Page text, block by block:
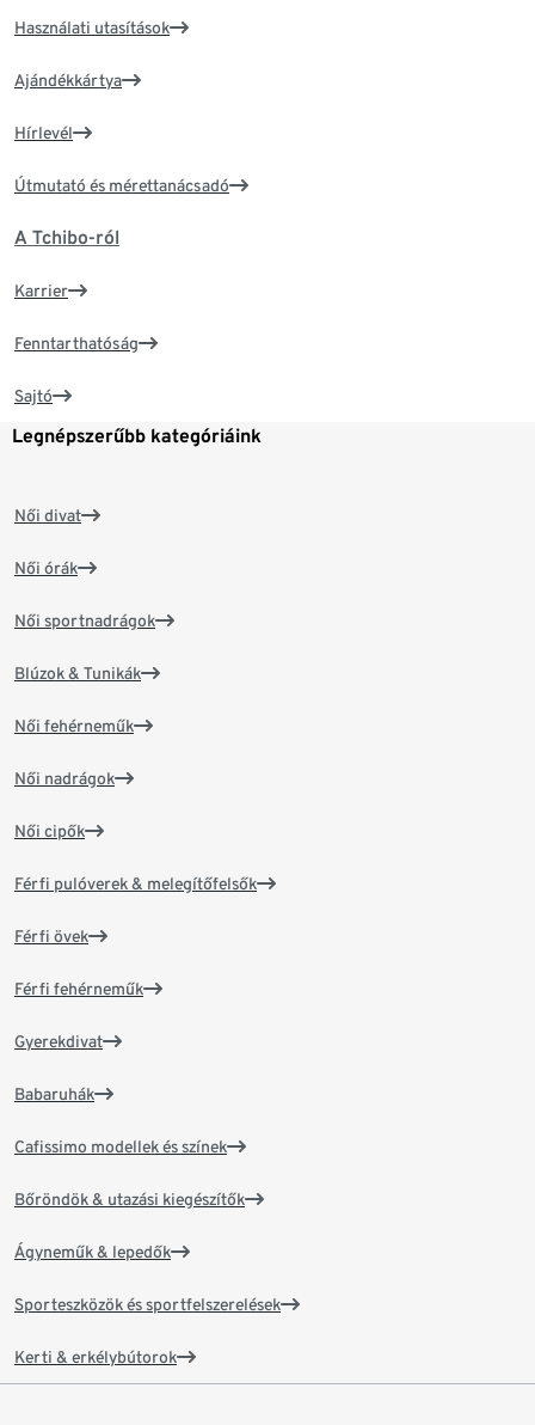
Használati utasítások
Ajándékkártya
Hírlevél
Útmutató és mérettanácsadó
A Tchibo-ról
Karrier
Fenntarthatóság
Sajtó
Legnépszerűbb kategóriáink
Női divat
Női órák
Női sportnadrágok
Blúzok & Tunikák
Női fehérneműk
Női nadrágok
Női cipők
Férfi pulóverek & melegítőfelsők
Férfi övek
Férfi fehérneműk
Gyerekdivat
Babaruhák
Cafissimo modellek és színek
Bőröndök & utazási kiegészítők
Ágyneműk & lepedők
Sporteszközök és sportfelszerelések
Kerti & erkélybútorok